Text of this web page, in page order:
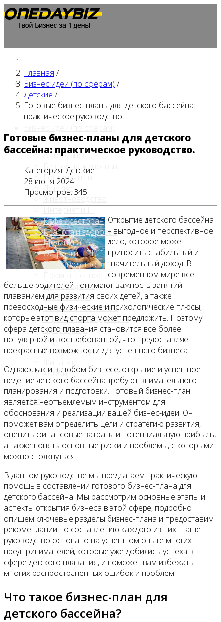
Главная
Автобизнес
Бизнес на животных
Гостиничный
Детские
Животноводство
Кафе / ресторан
Красота и здоровье
Медицина
Островки в ТЦ
Производство
производство
Развлечения
Сельское хозяйство
Строительство, ремонт
Сфера услуг
Торговля и магазины
Туризм и отдых
Хобби
Блог
Контакты
Главная /
Бизнес идеи (по сферам) /
Детские /
Готовые бизнес-планы для детского бассейна:
практическое руководство.
Готовые бизнес-планы для детского
бассейна: практическое руководство.
Категория: Детские
28 июня 2024
Просмотров: 345
Открытие детского бассейна
– выгодное и перспективное
дело, которое может
приносить стабильный и
значительный доход. В
современном мире все
больше родителей понимают важность занятий
плаванием для развития своих детей, а также
превосходные физические и психологические плюсы,
которые этот вид спорта может предложить. Поэтому
сфера детского плавания становится все более
популярной и востребованной, что предоставляет
прекрасные возможности для успешного бизнеса.
Однако, как и в любом бизнесе, открытие и успешное
ведение детского бассейна требуют внимательного
планирования и подготовки. Готовый бизнес-план
является неотъемлемым инструментом для
обоснования и реализации вашей бизнес-идеи. Он
поможет вам определить цели и стратегию развития,
оценить финансовые затраты и потенциальную прибыль,
а также понять основные риски и проблемы, с которыми
можно столкнуться.
В данном руководстве мы предлагаем практическую
помощь в составлении готового бизнес-плана для
детского бассейна. Мы рассмотрим основные этапы и
аспекты открытия бизнеса в этой сфере, подробно
опишем ключевые разделы бизнес-плана и предоставим
рекомендации по составлению каждого из них. Наше
руководство основано на успешном опыте многих
предпринимателей, которые уже добились успеха в
сфере детского плавания, и поможет вам избежать
многих распространенных ошибок и проблем.
Что такое бизнес-план для
детского бассейна?